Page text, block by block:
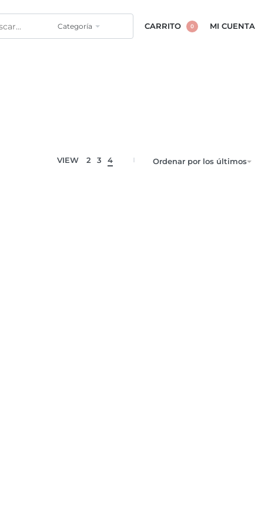
Categoría CARRITO 0 MI CUENTA
VIEW 2 3 4 Ordenar por los últimos